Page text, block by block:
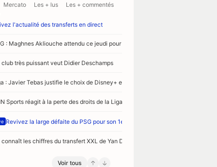
Mercato Les + lus Les + commentés
l'actualité des transferts en direct
: Maghnes Akliouche attendu ce jeudi pour la visite médicale
club très puissant veut Didier Deschamps
: Javier Tebas justifie le choix de Disney+ et DAZN comme nouveaux
Sports réagit à la perte des droits de la Liga
Revivez la large défaite du PSG pour son 1er match de préparation face à
connaît les chiffres du transfert XXL de Yan Diomandé au Real Madrid
Voir tous